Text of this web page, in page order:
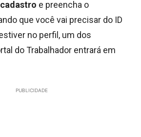
e preencha o
que você vai precisar do ID
no perfil, um dos
do Trabalhador entrará em
PUBLICIDADE